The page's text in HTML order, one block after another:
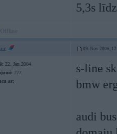
5,3s
09. Nov 2006,
22. Jan 2004
772
ar:
s-line
bmw
audi